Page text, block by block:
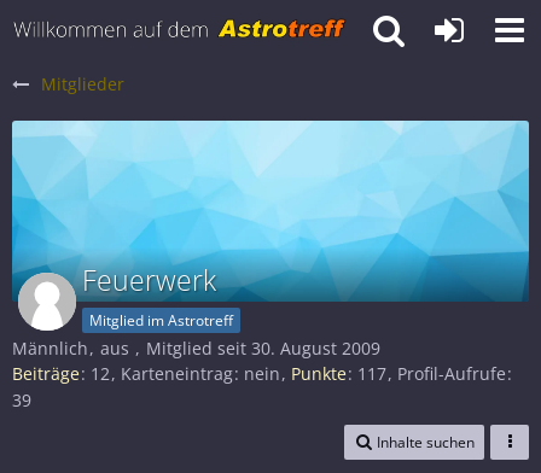
Mitglieder
Feuerwerk
Mitglied im Astrotreff
Männlich aus
Mitglied seit 30. August 2009
Beiträge 12 Karteneintrag nein Punkte 117 Profil-Aufrufe
39
Inhalte suchen